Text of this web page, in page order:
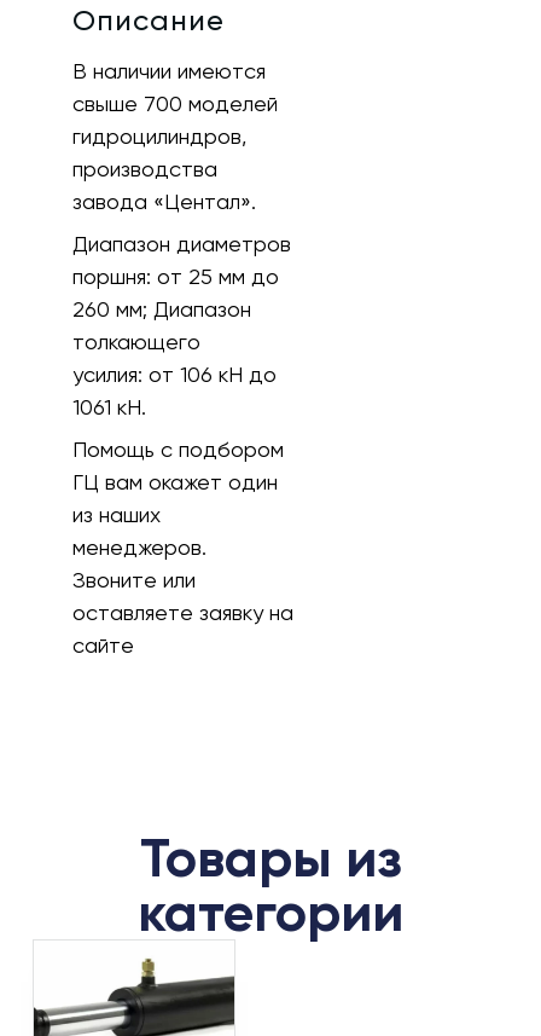
Описание
В наличии имеются
свыше 700 моделей
гидроцилиндров,
производства
завода «Центал».
Диапазон диаметров
поршня:от 25 мм до
260 мм; Диапазон
толкающего
усилия:от 106 кH до
1061 кН.
Помощь с подбором
ГЦ вам окажет один
из наших
менеджеров.
Звоните или
оставляете заявку на
сайте
Товары из
категории